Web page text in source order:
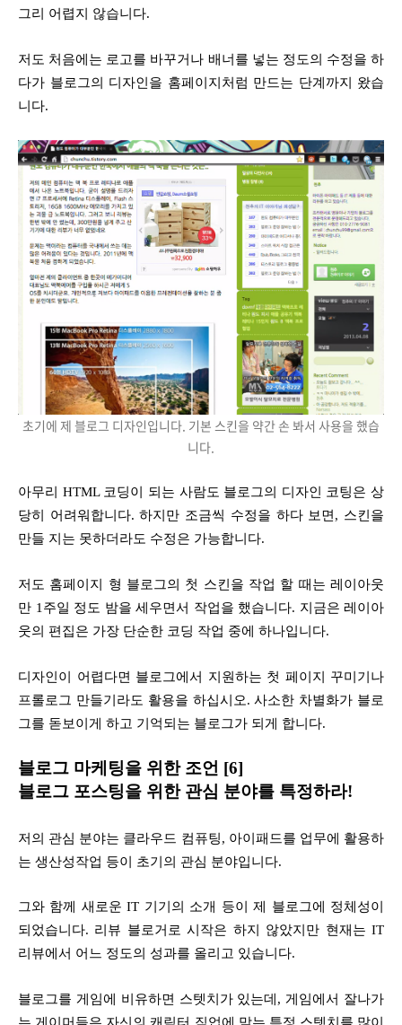
그리 어렵지 않습니다.
저도 처음에는 로고를 바꾸거나 배너를 넣는 정도의 수정을 하
다가 블로그의 디자인을 홈페이지처럼 만드는 단계까지 왔습
니다.
초기에 제 블로그 디자인입니다. 기본 스킨을 약간 손 봐서 사용을 했습
니다.
아무리 HTML 코딩이 되는 사람도 블로그의 디자인 코팅은 상
당히 어려워합니다. 하지만 조금씩 수정을 하다 보면, 스킨을
만들 지는 못하더라도 수정은 가능합니다.
저도 홈페이지 형 블로그의 첫 스킨을 작업 할 때는 레이아웃
만 1주일 정도 밤을 세우면서 작업을 했습니다. 지금은 레이아
웃의 편집은 가장 단순한 코딩 작업 중에 하나입니다.
디자인이 어렵다면 블로그에서 지원하는 첫 페이지 꾸미기나
프롤로그 만들기라도 활용을 하십시오. 사소한 차별화가 블로
그를 돋보이게 하고 기억되는 블로그가 되게 합니다.
블로그 마케팅을 위한 조언 [6]
블로그 포스팅을 위한 관심 분야를 특정하라!
저의 관심 분야는 클라우드 컴퓨팅, 아이패드를 업무에 활용하
는 생산성작업 등이 초기의 관심 분야입니다.
그와 함께 새로운 IT 기기의 소개 등이 제 블로그에 정체성이
되었습니다. 리뷰 블로거로 시작은 하지 않았지만 현재는 IT
리뷰에서 어느 정도의 성과를 올리고 있습니다.
블로그를 게임에 비유하면 스텟치가 있는데, 게임에서 잘나가